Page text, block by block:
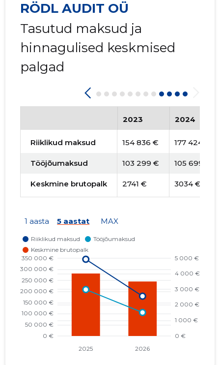
RÖDL AUDIT OÜ
Tasutud maksud ja
hinnagulised keskmised
palgad
2023 2024
Riiklikud maksud 154 836 € 177 424 €
Tööjõumaksud 103 299 € 105 699 €
Keskmine brutopalk 2741 € 3034 €
1 aasta 5 aastat MAX